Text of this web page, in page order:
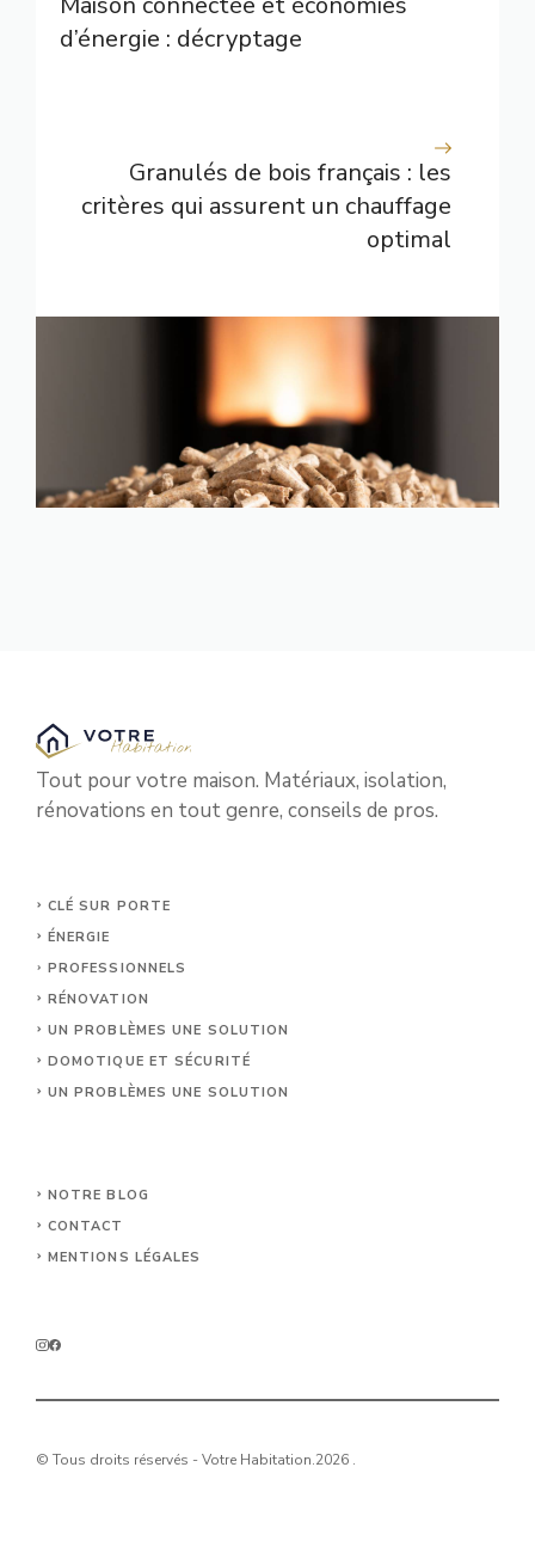
d’énergie : décryptage
Granulés de bois français : les
critères qui assurent un chauffage
optimal
Tout pour votre maison. Matériaux, isolation,
rénovations en tout genre, conseils de pros.
CLÉ SUR PORTE
ÉNERGIE
PROFESSIONNELS
RÉNOVATION
UN PROBLÈMES UNE SOLUTION
DOMOTIQUE ET SÉCURITÉ
UN PROBLÈMES UNE SOLUTION
NOTRE BLOG
CONTACT
MENTIONS LÉGALES
© Tous droits réservés - Votre Habitation.2026 .